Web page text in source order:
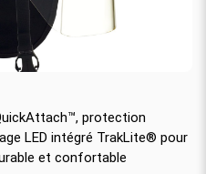
protection
LED intégré TrakLite® pour
et confortable